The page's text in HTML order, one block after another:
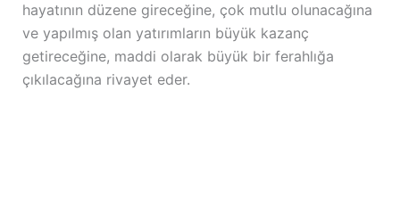
hayatının düzene gireceğine, çok mutlu olunacağına
ve yapılmış olan yatırımların büyük kazanç
getireceğine, maddi olarak büyük bir ferahlığa
çıkılacağına rivayet eder.